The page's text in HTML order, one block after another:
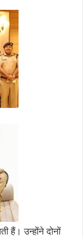
हैं। उन्होंने दोनों